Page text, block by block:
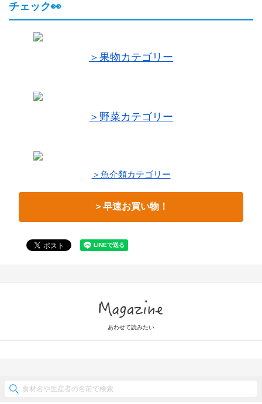
チェック👀
＞果物カテゴリー
＞野菜カテゴリー
＞魚介類カテゴリー
＞早速お買い物！
あわせて読みたい